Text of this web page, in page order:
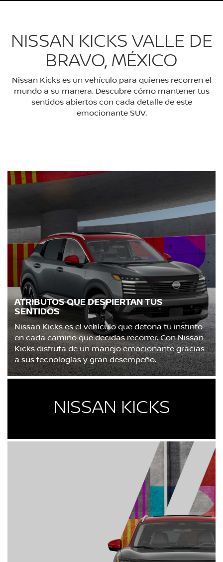
NISSAN KICKS VALLE DE
BRAVO, MÉXICO
Nissan Kicks es un vehículo para quienes recorren el
mundo a su manera. Descubre cómo mantener tus
sentidos abiertos con cada detalle de este
emocionante SUV.
ATRIBUTOS QUE DESPIERTAN TUS
SENTIDOS
Nissan Kicks es el vehículo que detona tu instinto
en cada camino que decidas recorrer. Con Nissan
Kicks disfruta de un manejo emocionante gracias
a sus tecnologías y gran desempeño.
NISSAN KICKS